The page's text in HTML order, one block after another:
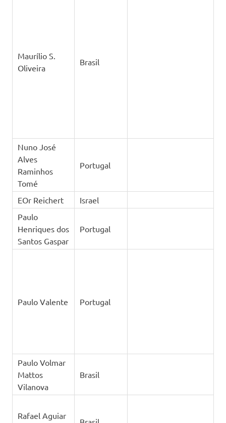
Maurílio S.
Oliveira
Brasil
Nuno José
Alves
Raminhos
Tomé
Portugal
EOr Reichert
Israel
Paulo
Henriques dos
Santos Gaspar
Portugal
Mattos
Brasil
Biassusi
Rafaela Tonin
Claudio